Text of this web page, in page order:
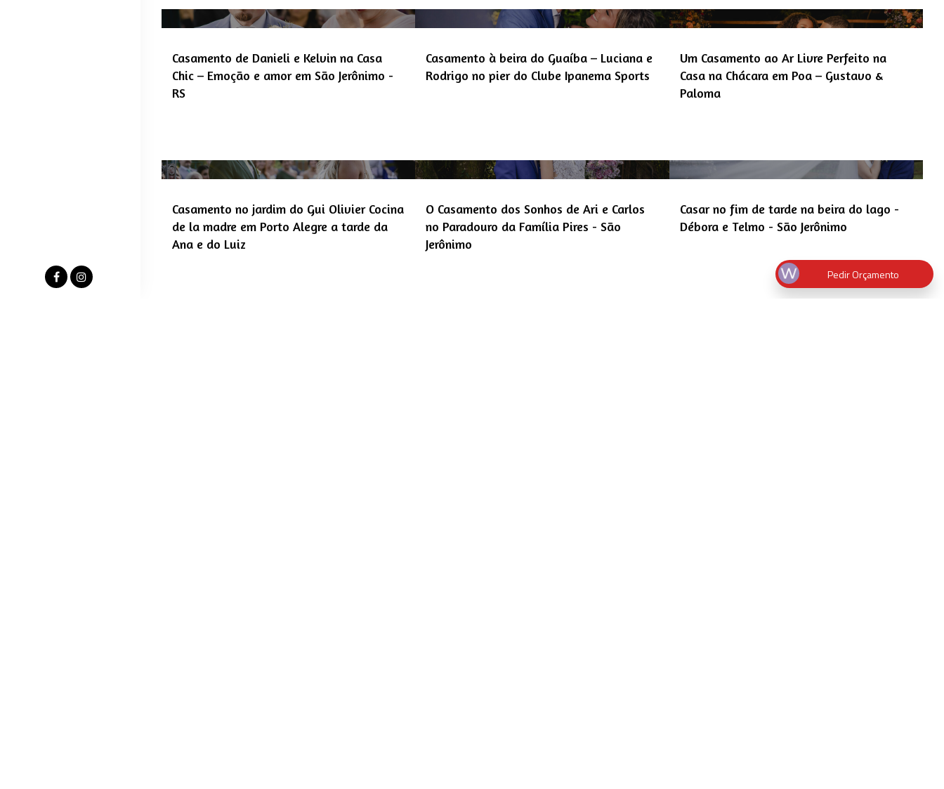
Casamento de Danieli e Kelvin na Casa
Chic – Emoção e amor em São Jerônimo -
RS
Casamento à beira do Guaíba – Luciana e
Rodrigo no pier do Clube Ipanema Sports
Um Casamento ao Ar Livre Perfeito na
Casa na Chácara em Poa – Gustavo &
Paloma
Casamento no jardim do Gui Olivier Cocina
de la madre em Porto Alegre a tarde da
Ana e do Luiz
O Casamento dos Sonhos de Ari e Carlos
no Paradouro da Família Pires - São
Jerônimo
Casar no fim de tarde na beira do lago -
Débora e Telmo - São Jerônimo
Pedir Orçamento